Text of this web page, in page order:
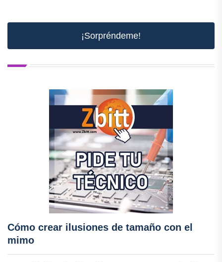
¡Sorpréndeme!
Cómo crear ilusiones de tamaño con el
mimo